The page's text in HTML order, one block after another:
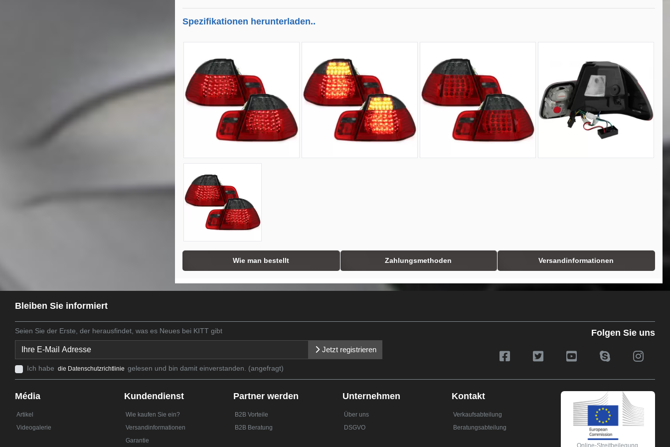
Spezifikationen herunterladen..
Wie man bestellt Zahlungsmethoden Versandinformationen
Bleiben Sie informiert
Seien Sie der Erste, der herausfindet, was es Neues bei KITT gibt
Jetzt registrieren
Ich habe die Datenschutzrichtlinie gelesen und bin damit einverstanden. (angefragt)
Folgen Sie uns
Média
Artikel
Videogalerie
Kundendienst
Wie kaufen Sie ein?
Versandinformationen
Garantie
Partner werden
B2B Vorteile
B2B Beratung
Unternehmen
Über uns
DSGVO
Kontakt
Verkaufsabteilung
Beratungsabteilung